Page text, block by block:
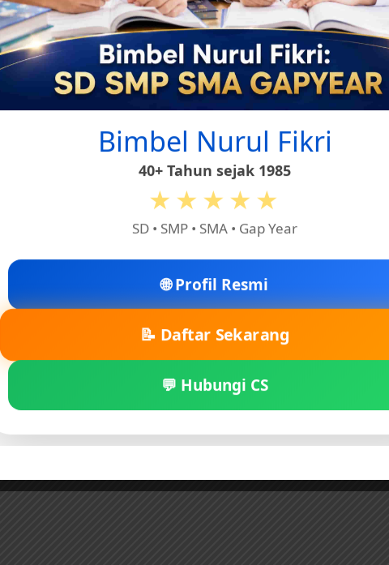
tidak pernah menyentuh air.
Bimbel Nurul Fikri
40+ Tahun sejak 1985
★★★★★
SD • SMP • SMA • Gap Year
🌐 Profil Resmi
📝 Daftar Sekarang
💬 Hubungi CS